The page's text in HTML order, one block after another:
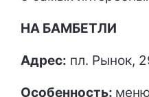
НА БАМБЕТЛИ
Адрес: пл. Рынок,
Особенность: